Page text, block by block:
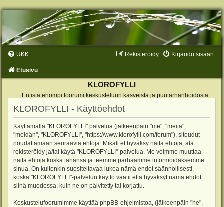
UKK Kirjaudu sisään
Rekisteröidy
Etusivu
KLOROFYLLI
Entistä ehompi foorumi keskusteluun kasveista ja puutarhanhoidosta
KLOROFYLLI - Käyttöehdot
Käyttämällä "KLOROFYLLI" palvelua (jälkeenpäin "me", "meitä",
"meidän", "KLOROFYLLI", "https://www.klorofylli.com/forum"), sitoudut
noudattamaan seuraavia ehtoja. Mikäli et hyväksy näitä ehtoja, älä
rekisteröidy ja/tai käytä "KLOROFYLLI"-palvelua. Me voimme muuttaa
näitä ehtoja koska tahansa ja teemme parhaamme informoidaksemme
sinua. On kuitenkin suositeltavaa lukea nämä ehdot säännöllisesti,
koska "KLOROFYLLI"-palvelun käyttö vaatii että hyväksyt nämä ehdot
siinä muodossa, kuin ne on päivitetty tai korjattu.
Keskustelufoorumimme käyttää phpBB-ohjelmistoa, (jälkeenpäin "he",